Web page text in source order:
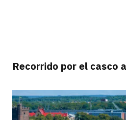
Recorrido por el casco